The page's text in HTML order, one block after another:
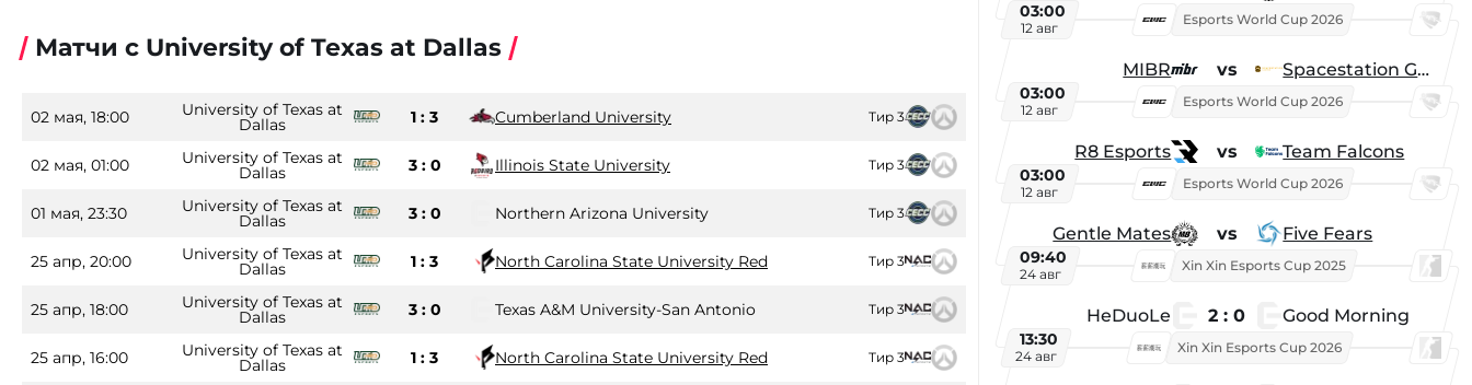
Матчи с University of Texas at Dallas
02 мая, 18:00 University of Texas at
Dallas 1 : 3 Cumberland University Тир 3
02 мая, 01:00 University of Texas at
Dallas 3 : 0 Illinois State University Тир 3
01 мая, 23:30 University of Texas at
Dallas 3 : 0 Northern Arizona University Тир 3
25 апр, 20:00 University of Texas at
Dallas 1 : 3 North Carolina State University Red Тир 3
25 апр, 18:00 University of Texas at
Dallas 3 : 0 Texas A&M University-San Antonio Тир 3
25 апр, 16:00 University of Texas at
Dallas 1 : 3 North Carolina State University Red Тир 3
03:00
12 авг
Esports World Cup 2026
MIBR vs Spacestation Gaming
03:00
12 авг
Esports World Cup 2026
R8 Esports vs Team Falcons
03:00
12 авг
Esports World Cup 2026
Gentle Mates vs Five Fears
09:40
24 авг
Xin Xin Esports Cup 2025
HeDuoLe 2 : 0 Good Morning
13:30
24 авг
Xin Xin Esports Cup 2026